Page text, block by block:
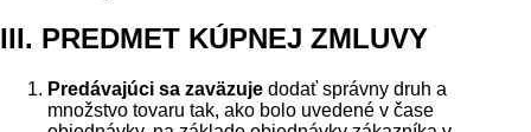
III. PREDMET KÚPNEJ ZMLUVY
Predávajúci sa zaväzuje dodať správny druh a
množstvo tovaru tak, ako bolo uvedené v čase